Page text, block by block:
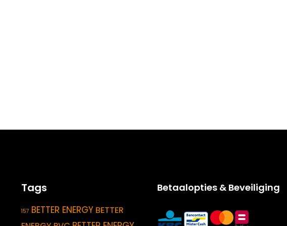
Tags
157 BETTER ENERGY BETTER
Betaalopties & Beveiliging